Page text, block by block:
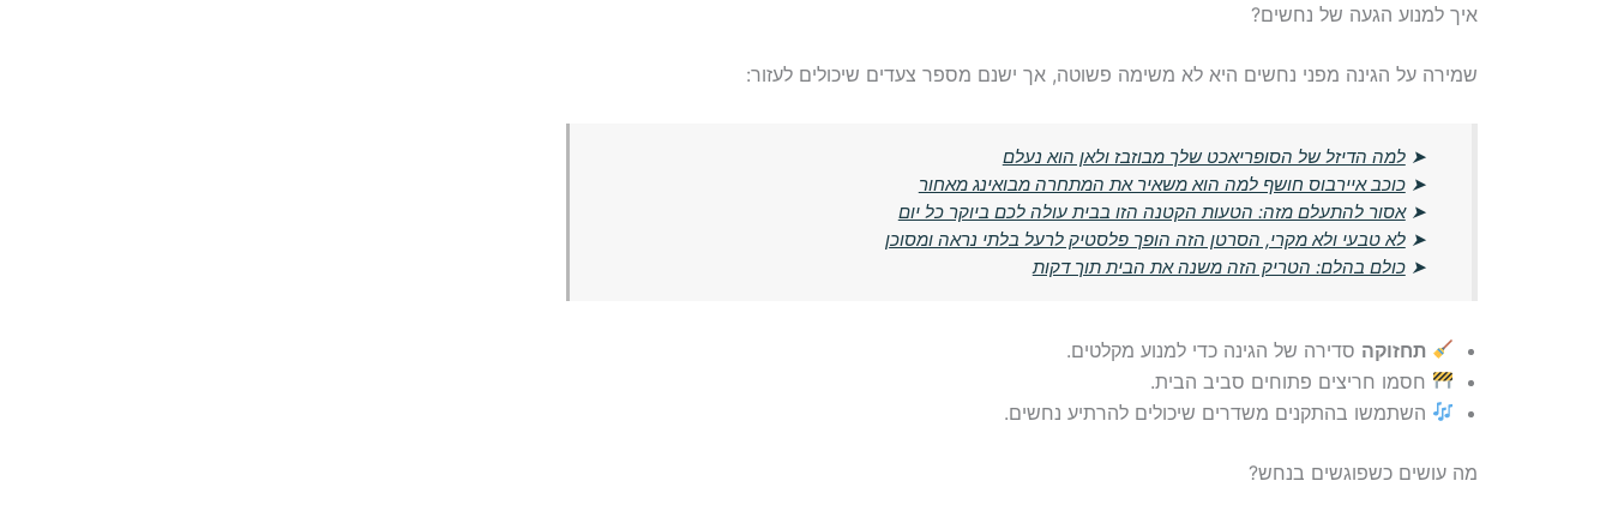
איך למנוע הגעה של נחשים?
שמירה על הגינה מפני נחשים היא לא משימה פשוטה, אך ישנם מספר צעדים שיכולים לעזור:
➤למה הדיזל של הסופריאכט שלך מבוזבז ולאן הוא נעלם
➤כוכב איירבוס חושף למה הוא משאיר את המתחרה מבואינג מאחור
➤אסור להתעלם מזה: הטעות הקטנה הזו בבית עולה לכם ביוקר כל יום
➤לא טבעי ולא מקרי, הסרטן הזה הופך פלסטיק לרעל בלתי נראה ומסוכן
➤כולם בהלם: הטריק הזה משנה את הבית תוך דקות
תחזוקה סדירה של הגינה כדי למנוע מקלטים.
חסמו חריצים פתוחים סביב הבית.
השתמשו בהתקנים משדרים שיכולים להרתיע נחשים.
מה עושים כשפוגשים בנחש?